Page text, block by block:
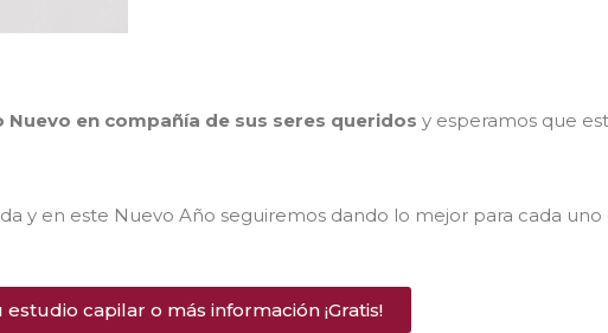
en compañía de sus seres queridos y esperamos que
y en este Nuevo Año seguiremos dando lo mejor para cada uno
estudio capilar o más información ¡Gratis!